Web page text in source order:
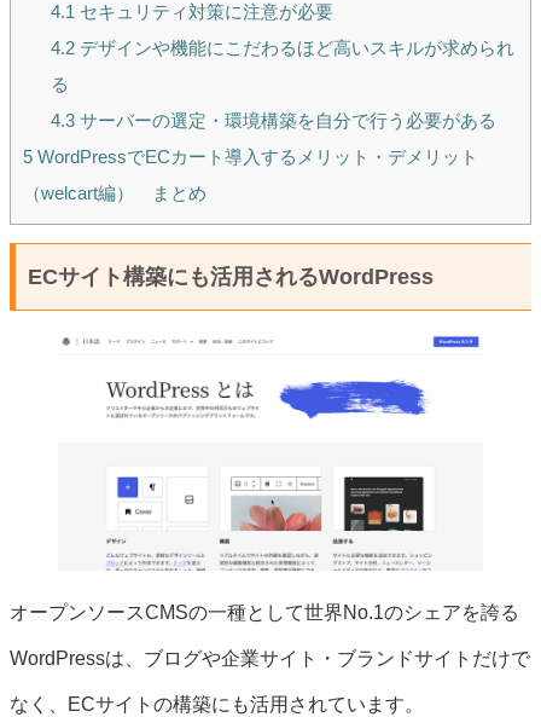
4.1 セキュリティ対策に注意が必要
4.2デザインや機能にこだわるほど高いスキルが求められ
る
4.3サーバーの選定・環境構築を自分で行う必要がある
5 WordPressでECカート導入するメリット・デメリット
（welcart編） まとめ
ECサイト構築にも活用されるWordPress
オープンソースCMSの一種として世界No.1のシェアを誇る
WordPressは、ブログや企業サイト・ブランドサイトだけで
なく、ECサイトの構築にも活用されています。